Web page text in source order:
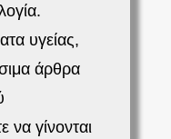
υγείας,
άρθρα
να γίνονται